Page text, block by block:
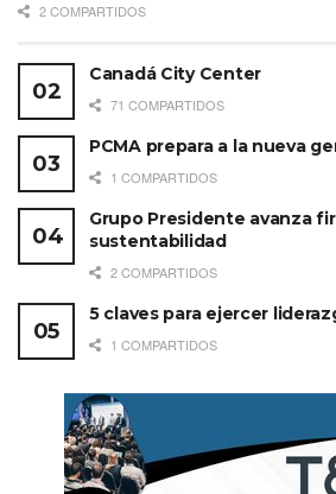
2 COMPARTIDOS
Canadá City Center
71 COMPARTIDOS
PCMA prepara a la nueva
1 COMPARTIDOS
Grupo Presidente avanza
sustentabilidad
2 COMPARTIDOS
5 claves para ejercer
1 COMPARTIDOS